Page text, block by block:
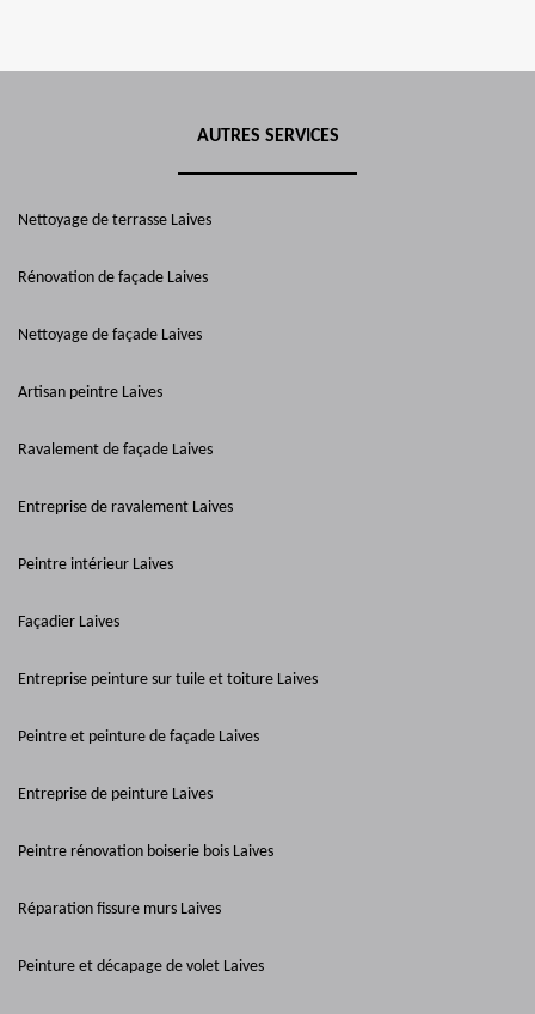
AUTRES SERVICES
Nettoyage de terrasse Laives
Rénovation de façade Laives
Nettoyage de façade Laives
Artisan peintre Laives
Ravalement de façade Laives
Entreprise de ravalement Laives
Peintre intérieur Laives
Façadier Laives
Entreprise peinture sur tuile et toiture Laives
Peintre et peinture de façade Laives
Entreprise de peinture Laives
Peintre rénovation boiserie bois Laives
Réparation fissure murs Laives
Peinture et décapage de volet Laives